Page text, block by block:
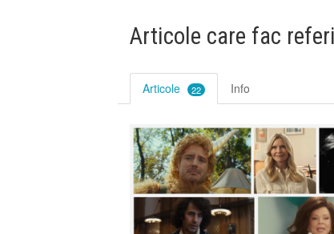
Articole care fac
Articole 22 Info